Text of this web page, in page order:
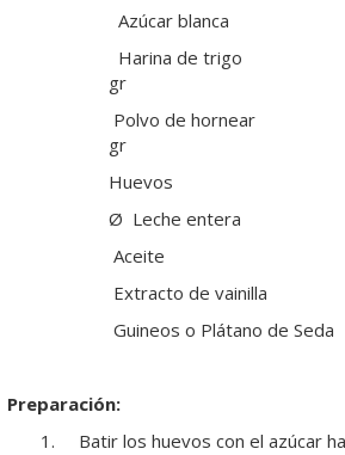
Azúcar
Harina de
gr
Polvo de
gr
Huevos 2
Ø Leche
Aceite
Extracto de
Guineos o Plátano de
Preparación:
1. Batir los huevos con el azúcar